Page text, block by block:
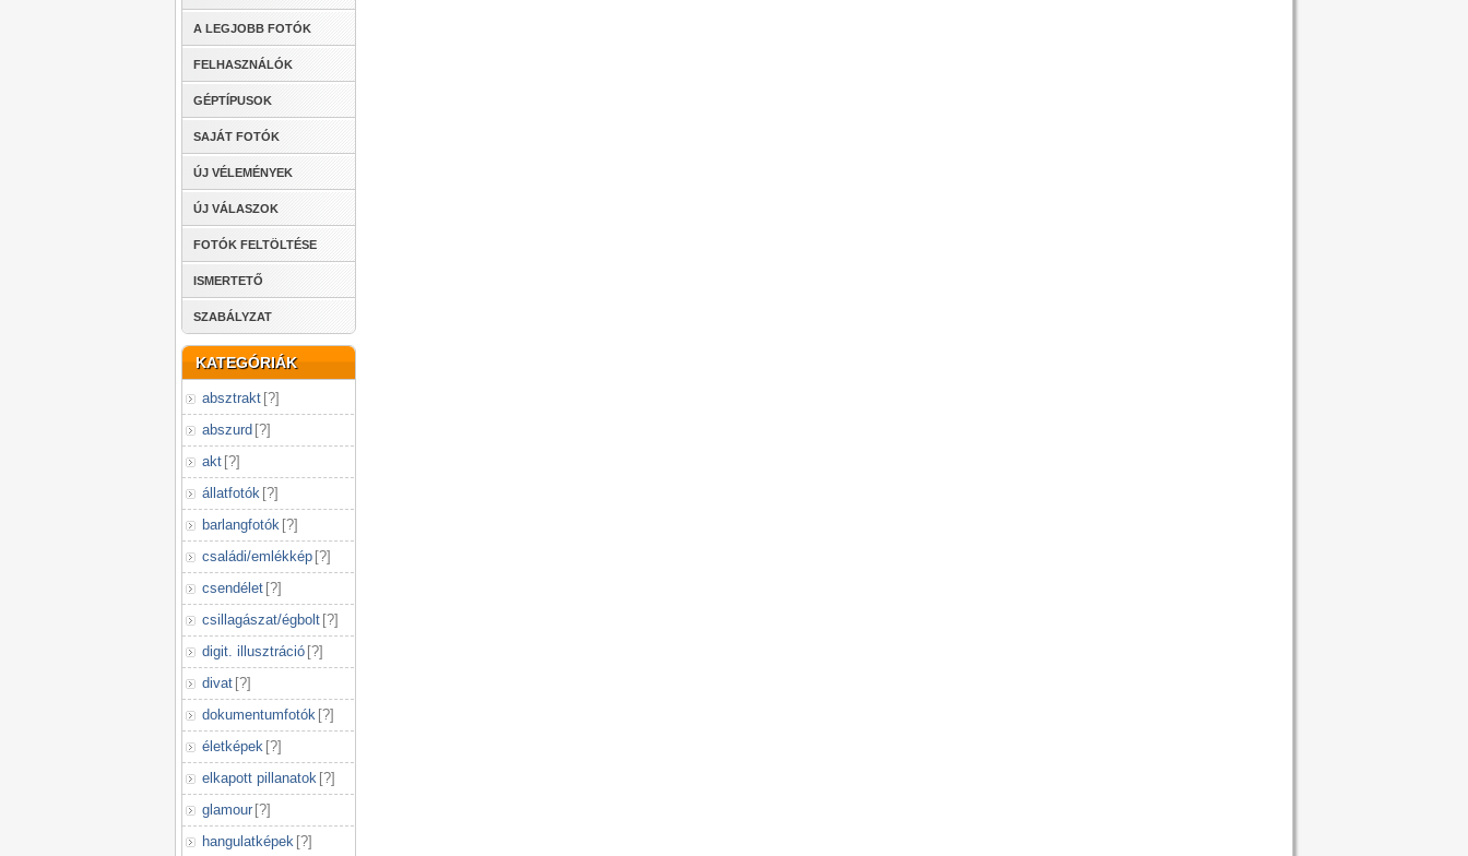
A LEGJOBB FOTÓK
FELHASZNÁLÓK
GÉPTÍPUSOK
SAJÁT FOTÓK
ÚJ VÉLEMÉNYEK
ÚJ VÁLASZOK
FOTÓK FELTÖLTÉSE
ISMERTETŐ
SZABÁLYZAT
KATEGÓRIÁK
absztrakt [?]
abszurd [?]
akt [?]
állatfotók [?]
barlangfotók [?]
családi/emlékkép [?]
csendélet [?]
csillagászat/égbolt [?]
digit. illusztráció [?]
divat [?]
dokumentumfotók [?]
életképek [?]
elkapott pillanatok [?]
glamour [?]
hangulatképek [?]